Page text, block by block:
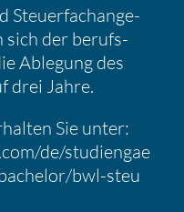
Steuer­fach­an­ge­
sich der berufs­
Ablegung des
drei Jahre.
Sie unter:
​d​e​/​s​t​u​d​i​e​n​g​a​e​
​b​w​l​-​s​t​e​u​